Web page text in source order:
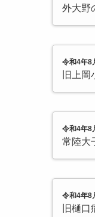
外大野
令和4年8
旧上
令和4年8
常陸大
令和4年8
旧樋